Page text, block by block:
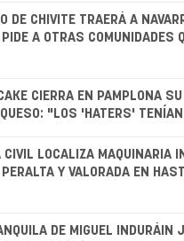
DE CHIVITE TRAERÁ A
PIDE A OTRAS COMUNIDADES
CIERRA EN PAMPLONA
"LOS 'HATERS'
CIVIL LOCALIZA MAQUINARIA
PERALTA Y VALORADA EN
DE MIGUEL INDURÁIN